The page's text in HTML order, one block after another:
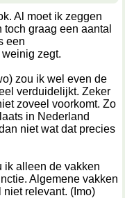
Al moet ik zeggen
graag een aantal
een
zegt.
zou ik wel even de
verduidelijkt. Zeker
zoveel voorkomt. Zo
in Nederland
niet wat dat precies
ik alleen de vakken
Algemene vakken
relevant. (Imo)